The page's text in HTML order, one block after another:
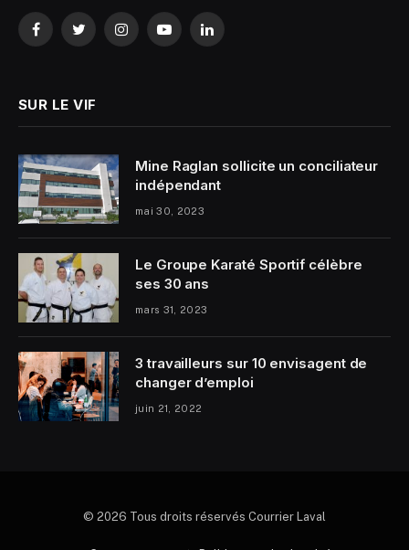
FacebookTwitterInstagramYouTubeLinkedIn
SUR LE VIF
Mine Raglan sollicite un conciliateur
indépendant
mai 30, 2023
Le Groupe Karaté Sportif célèbre
ses 30 ans
mars 31, 2023
3 travailleurs sur 10 envisagent de
changer d’emploi
juin 21, 2022
© 2026 Tous droits réservés Courrier Laval